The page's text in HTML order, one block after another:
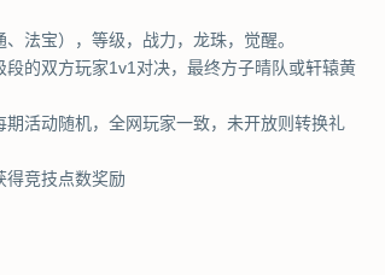
法宝），等级，战力，龙珠，觉醒。
的双方玩家1v1对决，最终方子晴队或轩辕黄
活动随机，全网玩家一致，未开放则转换礼
得竞技点数奖励